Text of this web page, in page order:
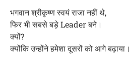
भगवान श्रीकृष्ण स्वयं राजा नहीं थे,
फिर भी सबसे बड़े Leader बने।
क्यों?
क्योंकि उन्होंने हमेशा दूसरों को आगे बढ़ाया।